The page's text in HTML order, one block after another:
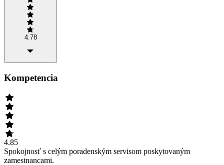
4.78
Kompetencia
4.85
Spokojnosť s celým poradenským servisom poskytovaným
zamestnancami.